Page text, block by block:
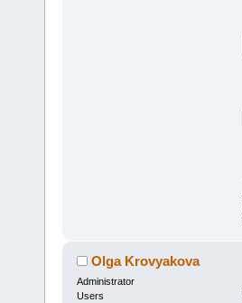
Olga Krovyakova
Administrator
Users